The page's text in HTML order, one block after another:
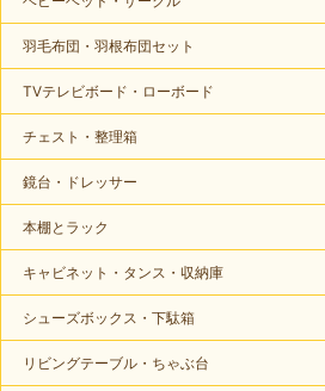
羽毛布団・羽根布団セット
TVテレビボード・ローボード
チェスト・整理箱
鏡台・ドレッサー
本棚とラック
キャビネット・タンス・収納庫
シューズボックス・下駄箱
リビングテーブル・ちゃぶ台